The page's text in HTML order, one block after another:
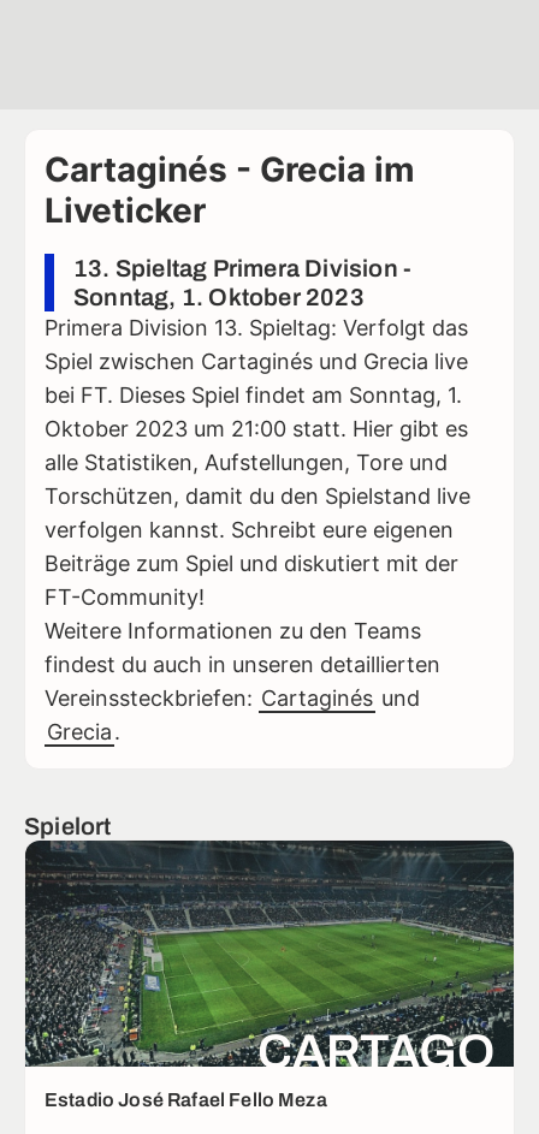
Cartaginés - Grecia im
Liveticker
13. Spieltag Primera Division -
Sonntag, 1. Oktober 2023
Primera Division 13. Spieltag: Verfolgt das
Spiel zwischen Cartaginés und Grecia live
bei FT. Dieses Spiel findet am Sonntag, 1.
Oktober 2023 um 21:00 statt. Hier gibt es
alle Statistiken, Aufstellungen, Tore und
Torschützen, damit du den Spielstand live
verfolgen kannst. Schreibt eure eigenen
Beiträge zum Spiel und diskutiert mit der
FT-Community!
Weitere Informationen zu den Teams
findest du auch in unseren detaillierten
Vereinssteckbriefen: Cartaginés und
Grecia.
Spielort
CARTAGO
Estadio José Rafael Fello Meza